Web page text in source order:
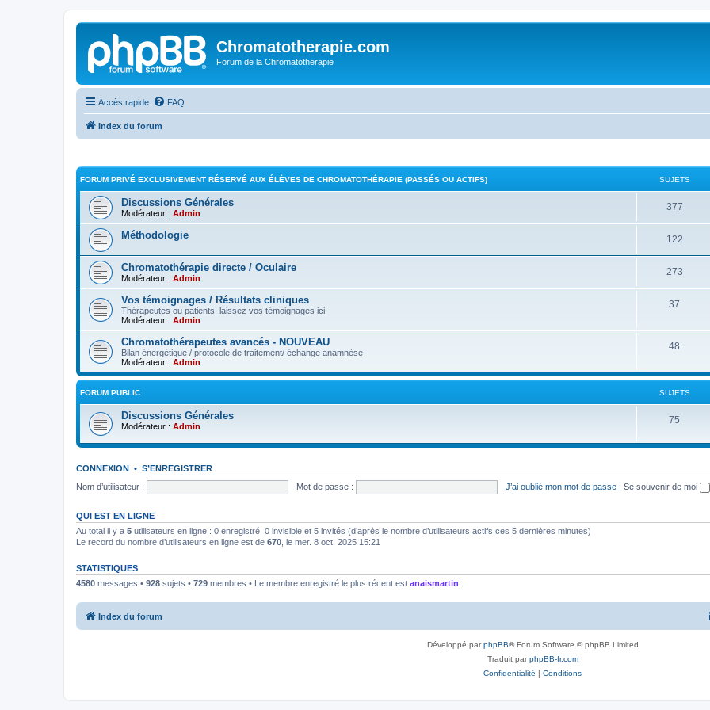
Chromatotherapie.com
Forum de la Chromatotherapie
Accès rapide FAQ
Index du forum
FORUM PRIVÉ EXCLUSIVEMENT RÉSERVÉ AUX ÉLÈVES DE CHROMATOTHÉRAPIE (PASSÉS OU ACTIFS) SUJETS
Discussions Générales
Modérateur : Admin
377
Méthodologie 122
Chromatothérapie directe / Oculaire
Modérateur : Admin
273
Vos témoignages / Résultats cliniques
Thérapeutes ou patients, laissez vos témoignages ici
Modérateur : Admin
37
Chromatothérapeutes avancés - NOUVEAU
Bilan énergétique / protocole de traitement/ échange anamnèse
Modérateur : Admin
48
FORUM PUBLIC SUJETS
Discussions Générales
Modérateur : Admin
75
CONNEXION • S’ENREGISTRER
Nom d’utilisateur :
Mot de passe : J’ai oublié mon mot de passe | Se souvenir de moi
QUI EST EN LIGNE
Au total il y a 5 utilisateurs en ligne : 0 enregistré, 0 invisible et 5 invités (d’après le nombre d’utilisateurs actifs ces 5 dernières minutes)
Le record du nombre d’utilisateurs en ligne est de 670 , le mer. 8 oct. 2025 15:21
STATISTIQUES
4580 messages • 928 sujets • 729 membres • Le membre enregistré le plus récent est anaismartin
Index du forum
Développé parphpBB® Forum Software © phpBB Limited
Traduit parphpBB-fr.com
Confidentialité | Conditions